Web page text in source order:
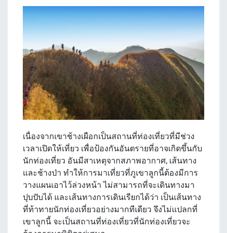
เนื่องจากเขาช้างเผือกเป็นสถานที่ท่องเที่ยวที่มีช่วง
เวลาเปิดให้เที่ยว เพื่อป้องกันอันตรายที่อาจเกิดขึ้นกับ
นักท่องเที่ยว อันมีสาเหตุจากสภาพอากาศ, เส้นทาง
และช้างป่า ทำให้การมาเที่ยวที่ภูเขาลูกนี้ต้องมีการ
วางแผนเอาไว้ล่วงหน้า ไม่สามารถที่จะเดินทางมา
ปุบปับได้ และเส้นทางการเดินเรียกได้ว่า เป็นเส้นทาง
ที่ท้าทายนักท่องเที่ยวอย่างมากทีเดียว จึงไม่แปลกที่
เขาลูกนี้ จะเป็นสถานที่ท่องเที่ยวที่นักท่องเที่ยวจะ